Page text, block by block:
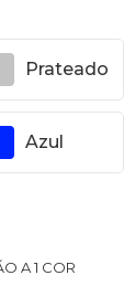
Prateado
Azul
A 1 COR